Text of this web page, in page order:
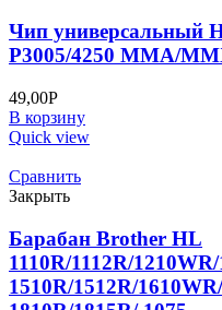
Чип универсальный
P3005/4250 MMA/
49,00Р
В корзину
Quick view
Сравнить
Закрыть
Барабан Brother HL
1110R/1112R/
1510R/1512R/